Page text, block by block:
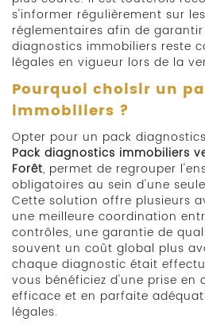
s'informer régulièrement sur
réglementaires afin de
diagnostics immobiliers reste
légales en vigueur lors de la
Pourquoi choisir un
immobiliers ?
Opter pour un pack
Pack diagnostics immobiliers
Forêt, permet de regrouper
obligatoires au sein d'une
Cette solution offre plusieurs
une meilleure coordination
contrôles, une garantie de
souvent un coût global plus
chaque diagnostic était
vous bénéficiez d'une prise en
efficace et en parfaite
légales.